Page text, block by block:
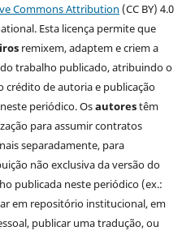
Commons Attribution (CC BY) 4.0
Esta licença permite que
remixem, adaptem e criem a
trabalho publicado, atribuindo o
crédito de autoria e publicação
periódico. Osautorestêm
para assumir contratos
separadamente, para
não exclusiva da versão do
publicada neste periódico (ex.:
em repositório institucional, em
publicar uma tradução, ou